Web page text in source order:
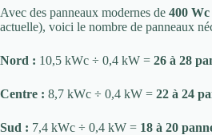
Avec des panneaux modernes de 400 Wc
actuelle), voici le nombre de panneaux
Nord : 10,5 kWc ÷ 0,4 kW = 26 à 28
Centre : 8,7 kWc ÷ 0,4 kW = 22 à 24
Sud : 7,4 kWc ÷ 0,4 kW = 18 à 20